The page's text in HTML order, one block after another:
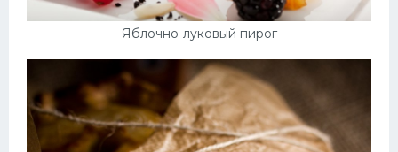
Яблочно-луковый пирог